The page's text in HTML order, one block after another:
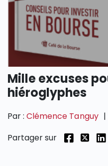
SECTIONS
Mille excuses
hiéroglyphes
Par :Clémence Tanguy |
Partager sur